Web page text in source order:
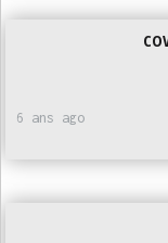
6 ans ago